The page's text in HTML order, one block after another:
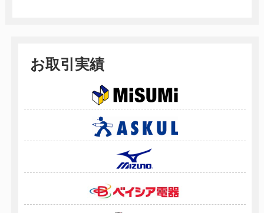
お取引実績